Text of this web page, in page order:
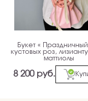
Букет «
кустовых роз,
маттиолы
8 200 руб.